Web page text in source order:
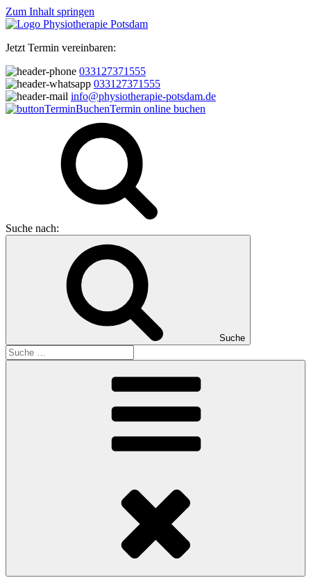
Zum Inhalt springen
Jetzt Termin vereinbaren:
033127371555
033127371555
info@physiotherapie-potsdam.de
Termin online buchen
Suche nach:
Suche